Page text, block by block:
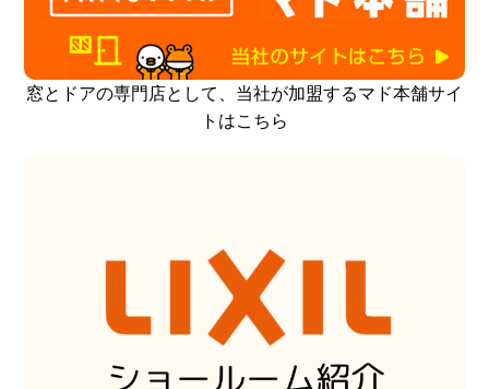
窓とドアの専門店として、当社が加盟するマド本舗サイ
トはこちら